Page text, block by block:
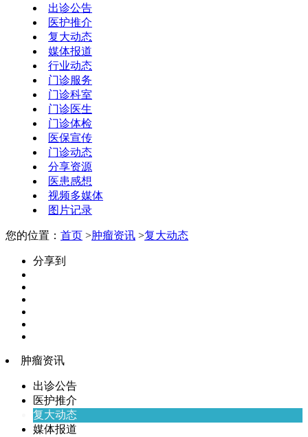
出诊公告
医护推介
复大动态
媒体报道
行业动态
门诊服务
门诊科室
门诊医生
门诊体检
医保宣传
门诊动态
分享资源
医患感想
视频多媒体
图片记录
您的位置： 首页 >肿瘤资讯 >复大动态
分享到
肿瘤资讯
出诊公告
医护推介
复大动态
媒体报道